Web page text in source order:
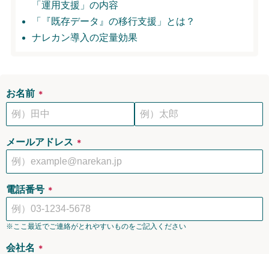
「運用支援」の内容
「『既存データ』の移行支援」とは？
ナレカン導入の定量効果
お名前 ＊
メールアドレス ＊
電話番号 ＊
※ここ最近でご連絡がとれやすいものをご記入ください
会社名 ＊